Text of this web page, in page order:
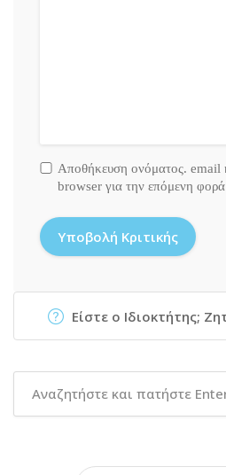
Αποθήκευση ονόματος. email
browser για την επόμενη
Είστε ο Ιδιοκτήτης;